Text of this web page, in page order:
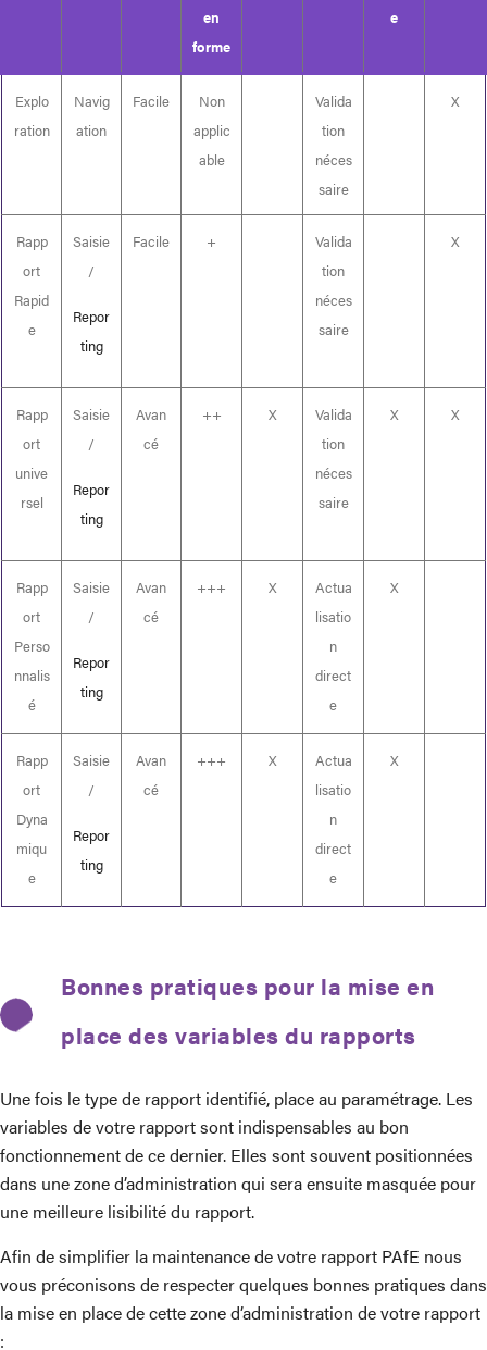
en
forme
e
Explo
ration
Navig
ation
Facile
Non
applic
able
Valida
tion
néces
saire
X
Rapp
ort
Rapid
e
Saisie
/
Repor
ting
Facile +
Valida
tion
néces
saire
X
Rapp
ort
unive
rsel
Saisie
/
Repor
ting
Avan
cé
++ X
Valida
tion
néces
saire
X X
Rapp
ort
Perso
nnalis
é
Saisie
/
Repor
ting
Avan
cé
+++ X
Actua
lisatio
n
direct
e
X
Rapp
ort
Dyna
miqu
e
Saisie
/
Repor
ting
Avan
cé
+++ X
Actua
lisatio
n
direct
e
X
Bonnes pratiques pour la mise en
place des variables du rapports
Une fois le type de rapport identifié, place au paramétrage. Les
variables de votre rapport sont indispensables au bon
fonctionnement de ce dernier. Elles sont souvent positionnées
dans une zone d’administration qui sera ensuite masquée pour
une meilleure lisibilité du rapport.
Afin de simplifier la maintenance de votre rapport PAfE nous
vous préconisons de respecter quelques bonnes pratiques dans
la mise en place de cette zone d’administration de votre rapport
: